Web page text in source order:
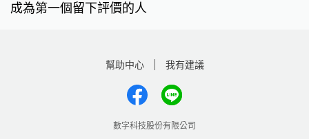
成為第一個留下評價的人
幫助中心 我有建議
數字科技股份有限公司